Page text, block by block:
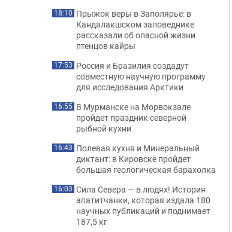
18:10 Прыжок веры в Заполярье: в
Кандалакшском заповеднике
рассказали об опасной жизни
птенцов кайры
17:53 Россия и Бразилия создадут
совместную научную программу
для исследования Арктики
16:55 В Мурманске на Морвокзале
пройдет праздник северной
рыбной кухни
16:43 Полевая кухня и Минеральный
диктант: в Кировске пройдет
большая геологическая барахолка
16:03 Сила Севера — в людях! История
апатитчанки, которая издала 180
научных публикаций и поднимает
187,5 кг